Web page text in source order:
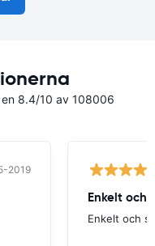
8.4/10 av 108006
2019
Enkelt och
Enkelt och